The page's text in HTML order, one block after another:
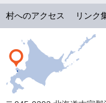
村へのアクセス リンク